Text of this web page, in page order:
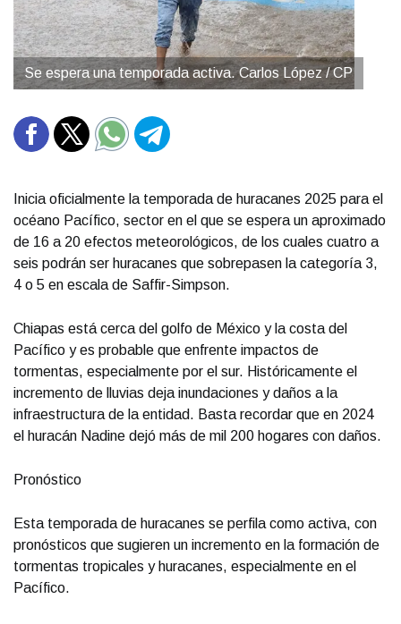
Se espera una temporada activa. Carlos López / CP
Inicia oficialmente la temporada de huracanes 2025 para el
océano Pacífico, sector en el que se espera un aproximado
de 16 a 20 efectos meteorológicos, de los cuales cuatro a
seis podrán ser huracanes que sobrepasen la categoría 3,
4 o 5 en escala de Saffir-Simpson.
Chiapas está cerca del golfo de México y la costa del
Pacífico y es probable que enfrente impactos de
tormentas, especialmente por el sur. Históricamente el
incremento de lluvias deja inundaciones y daños a la
infraestructura de la entidad. Basta recordar que en 2024
el huracán Nadine dejó más de mil 200 hogares con daños.
Pronóstico
Esta temporada de huracanes se perfila como activa, con
pronósticos que sugieren un incremento en la formación de
tormentas tropicales y huracanes, especialmente en el
Pacífico.